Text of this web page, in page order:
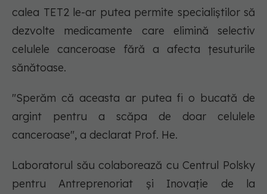
calea TET2 le-ar putea permite specialiștilor să
dezvolte medicamente care elimină selectiv
celulele canceroase fără a afecta țesuturile
sănătoase.
"Sperăm că aceasta ar putea fi o bucată de
argint pentru a scăpa de doar celulele
canceroase", a declarat Prof. He.
Laboratorul său colaborează cu Centrul Polsky
pentru Antreprenoriat și Inovație de la